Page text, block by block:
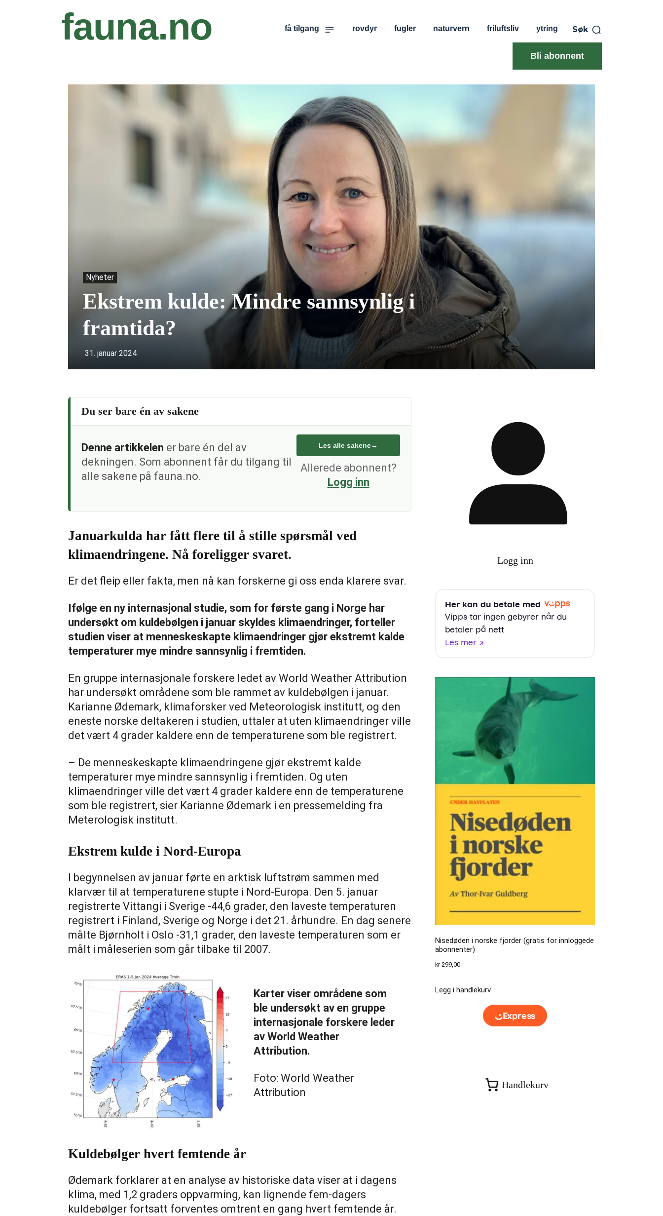
fauna.no få tilgang rovdyr fugler naturvern friluftsliv ytring Søk
Bli abonnent
Nyheter
Ekstrem kulde: Mindre sannsynlig i
framtida?
31. januar 2024
Du ser bare én av sakene
Denne artikkelen er bare én del av
dekningen. Som abonnent får du tilgang til
alle sakene på fauna.no.
Les alle sakene→
Allerede abonnent?
Logg inn
Januarkulda har fått flere til å stille spørsmål ved
klimaendringene. Nå foreligger svaret.
Er det fleip eller fakta, men nå kan forskerne gi oss enda klarere svar.
Ifølge en ny internasjonal studie, som for første gang i Norge har
undersøkt om kuldebølgen i januar skyldes klimaendringer, forteller
studien viser at menneskeskapte klimaendringer gjør ekstremt kalde
temperaturer mye mindre sannsynlig i fremtiden.
En gruppe internasjonale forskere ledet av World Weather Attribution
har undersøkt områdene som ble rammet av kuldebølgen i januar.
Karianne Ødemark, klimaforsker ved Meteorologisk institutt, og den
eneste norske deltakeren i studien, uttaler at uten klimaendringer ville
det vært 4 grader kaldere enn de temperaturene som ble registrert.
– De menneskeskapte klimaendringene gjør ekstremt kalde
temperaturer mye mindre sannsynlig i fremtiden. Og uten
klimaendringer ville det vært 4 grader kaldere enn de temperaturene
som ble registrert, sier Karianne Ødemark i en pressemelding fra
Meterologisk institutt.
Ekstrem kulde i Nord-Europa
I begynnelsen av januar førte en arktisk luftstrøm sammen med
klarvær til at temperaturene stupte i Nord-Europa. Den 5. januar
registrerte Vittangi i Sverige -44,6 grader, den laveste temperaturen
registrert i Finland, Sverige og Norge i det 21. århundre. En dag senere
målte Bjørnholt i Oslo -31,1 grader, den laveste temperaturen som er
målt i måleserien som går tilbake til 2007.
Karter viser områdene som
ble undersøkt av en gruppe
internasjonale forskere leder
av World Weather
Attribution.
Foto: World Weather
Attribution
Kuldebølger hvert femtende år
Ødemark forklarer at en analyse av historiske data viser at i dagens
klima, med 1,2 graders oppvarming, kan lignende fem-dagers
kuldebølger fortsatt forventes omtrent en gang hvert femtende år.
Logg inn
Nisedøden i norske fjorder (gratis for innloggede
abonnenter)
kr299,00
Legg i handlekurv
Handlekurv